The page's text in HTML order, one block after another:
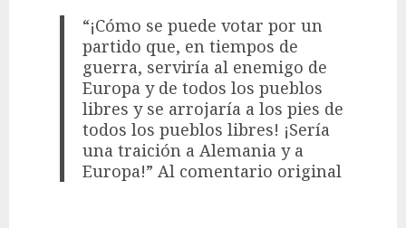
“¡Cómo se puede votar por un
partido que, en tiempos de
guerra, serviría al enemigo de
Europa y de todos los pueblos
libres y se arrojaría a los pies de
todos los pueblos libres! ¡Sería
una traición a Alemania y a
Europa!” Al comentario original